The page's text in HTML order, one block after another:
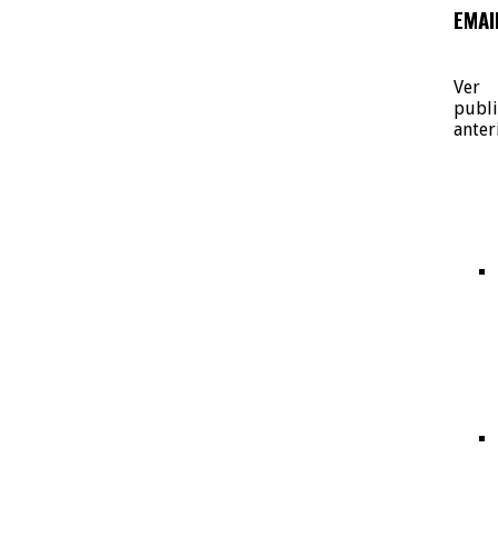
Ver